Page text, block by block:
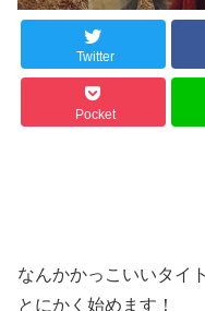
Twitter
Pocket
なんかかっこいいタイ
とにかく始めます！